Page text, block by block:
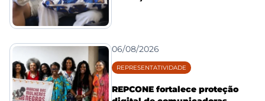
06/08/2026
REPRESENTATIVIDADE
REPCONE fortalece proteção